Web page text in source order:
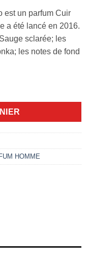
est un parfum Cuir
a été lancé en 2016.
sclarée; les
les notes de fond
edp
HOMME